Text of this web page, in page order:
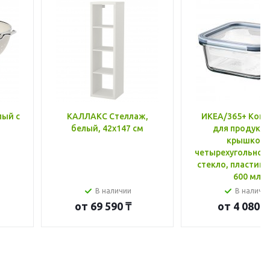
с
КАЛЛАКС Стеллаж,
белый, 42x147 см
В наличии
от 69 590 ₸
ИКЕА/365+
для
крышкой,
стекло, пластик
600 мл
В
от 4 080 ₸